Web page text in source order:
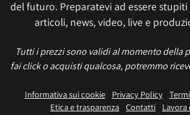
del futuro. Preparatevi ad essere
articoli, news, video, live e
Tutti i prezzi sono validi al momento della
fai click o acquisti qualcosa, potremmo
Informativa sui cookie Privacy Policy
Etica e trasparenza Contatti Lavora